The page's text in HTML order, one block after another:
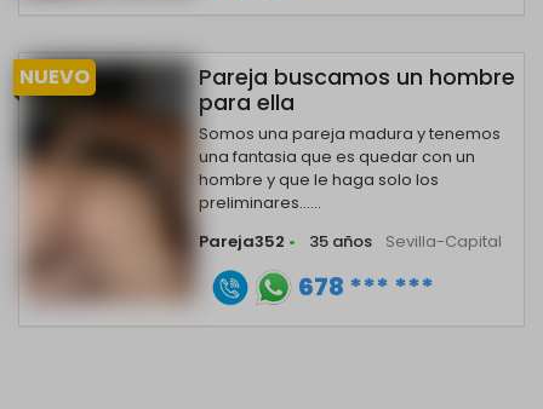
NUEVO
Pareja buscamos un hombre
para ella
Somos una pareja madura y tenemos
una fantasia que es quedar con un
hombre y que le haga solo los
preliminares......
Pareja352 • 35 años Sevilla-Capital
678 *** ***